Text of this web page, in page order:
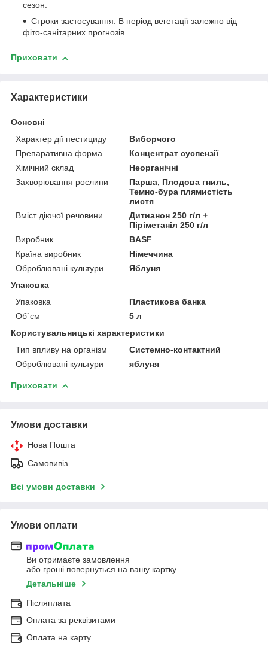
сезон.
Строки застосування: В період вегетації залежно від
фіто-санітарних прогнозів.
Приховати
Характеристики
Основні
Характер дії пестициду
Виборчого
Препаративна форма
Концентрат суспензії
Хімічний склад
Неорганічні
Захворювання рослини
Парша, Плодова гниль,
Темно-бура плямистість
листя
Вміст діючої речовини
Дитианон 250 г/л +
Піріметаніл 250 г/л
Виробник
BASF
Країна виробник
Німеччина
Оброблювані культури.
Яблуня
Упаковка
Упаковка
Пластикова банка
Об`єм
5 л
Користувальницькі характеристики
Тип впливу на організм
Системно-контактний
Оброблювані культури
яблуня
Приховати
Умови доставки
Нова Пошта
Самовивіз
Всі умови доставки
Умови оплати
Ви отримаєте замовлення
або гроші повернуться на вашу картку
Детальніше
Післяплата
Оплата за реквізитами
Оплата на карту